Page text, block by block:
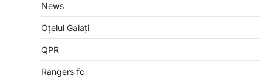
News
Oțelul Galați
QPR
Rangers fc